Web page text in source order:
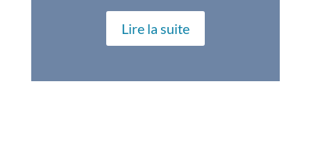
Lire la suite